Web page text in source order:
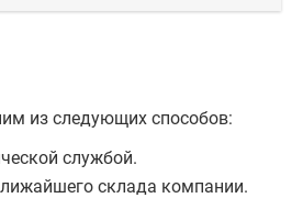
из следующих способов:
службой.
склада компании.